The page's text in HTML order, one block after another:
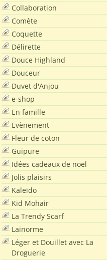
Collaboration
Comète
Coquette
Délirette
Douce Highland
Douceur
Duvet d'Anjou
e-shop
En famille
Evènement
Fleur de coton
Guipure
Idées cadeaux de noël
Jolis plaisirs
Kaleïdo
Kid Mohair
La Trendy Scarf
Lainorme
Léger et Douillet avec La
Droguerie